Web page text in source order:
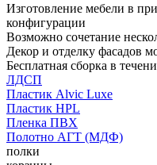
Изготовление мебели в
конфигурации
Возможно сочетание
Декор и отделку фасадов
Бесплатная сборка в
ЛДСП
Пластик Alvic Luxe
Пластик HPL
Пленка ПВХ
Полотно АГТ (МДФ)
полки